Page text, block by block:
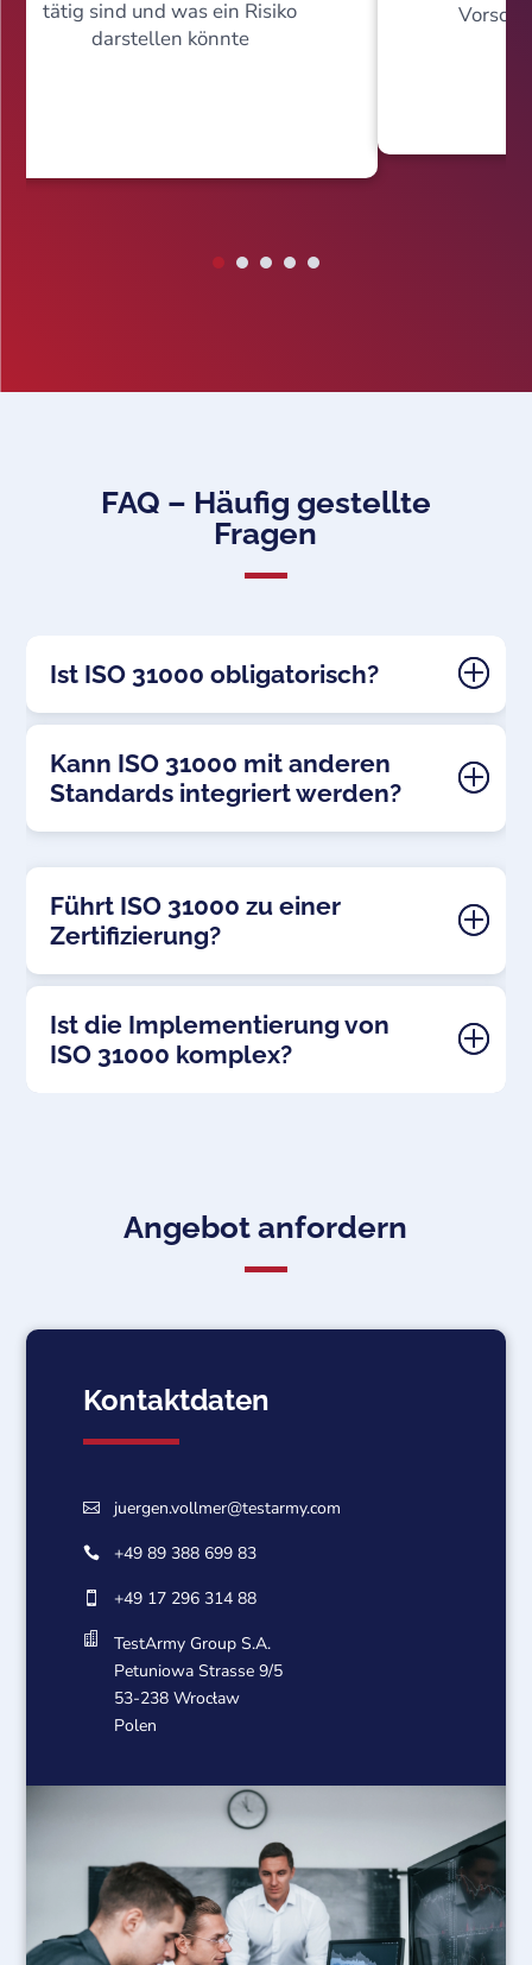
tätig sind und was ein Risiko
darstellen könnte
FAQ – Häufig gestellte
Fragen
Ist ISO 31000 obligatorisch?
Kann ISO 31000 mit anderen
Standards integriert werden?
Führt ISO 31000 zu einer
Zertifizierung?
Ist die Implementierung von
ISO 31000 komplex?
Angebot anfordern
Kontaktdaten
 juergen.vollmer@testarmy.com
 +49 89 388 699 83
 +49 17 296 314 88

TestArmy Group S.A.
Petuniowa Strasse 9/5
53-238 Wrocław
Polen